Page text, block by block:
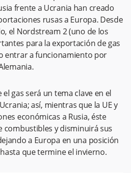
frente a Ucrania han creado
rusas a Europa. Desde
el Nordstream 2 (uno de los
para la exportación de gas
entrar a funcionamiento por
gas será un tema clave en el
así, mientras que la UE y
económicas a Rusia, éste
combustibles y disminuirá sus
a Europa en una posición
que termine el invierno.